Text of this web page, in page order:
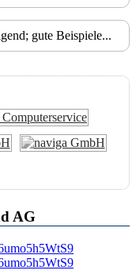
gute Beispiele...
AG